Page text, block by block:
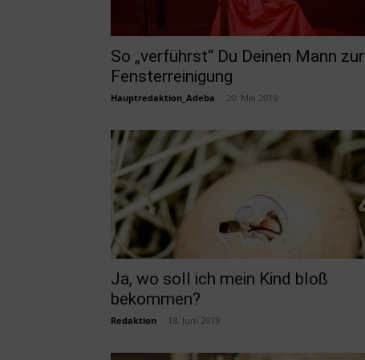
So „verführst“ Du Deinen Mann zur
Fensterreinigung
Hauptredaktion_Adeba 20. Mai 2019
Ja, wo soll ich mein Kind bloß
bekommen?
Redaktion 18. Juni 2019